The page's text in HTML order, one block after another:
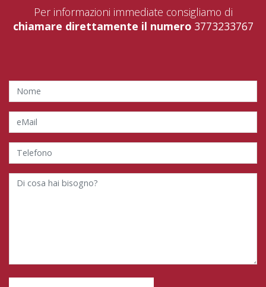
Per informazioni immediate consigliamo di
chiamare direttamente il numero 3773233767